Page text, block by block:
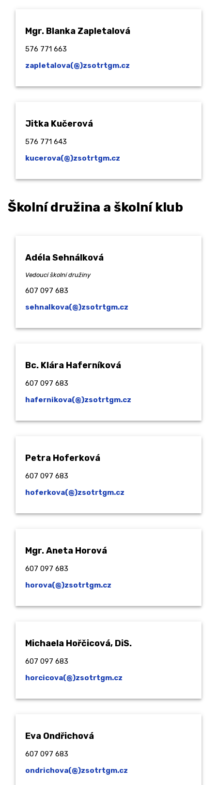
Mgr. Blanka Zapletalová
576 771 663
zapletalova(@)zsotrtgm.cz
Jitka Kučerová
576 771 643
kucerova(@)zsotrtgm.cz
Školní družina a školní klub
Adéla Sehnálková
Vedoucí školní družiny
607 097 683
sehnalkova(@)zsotrtgm.cz
Bc. Klára Haferníková
607 097 683
hafernikova(@)zsotrtgm.cz
Petra Hoferková
607 097 683
hoferkova(@)zsotrtgm.cz
Mgr. Aneta Horová
607 097 683
horova(@)zsotrtgm.cz
Michaela Hořčicová, DiS.
607 097 683
horcicova(@)zsotrtgm.cz
Eva Ondřichová
607 097 683
ondrichova(@)zsotrtgm.cz